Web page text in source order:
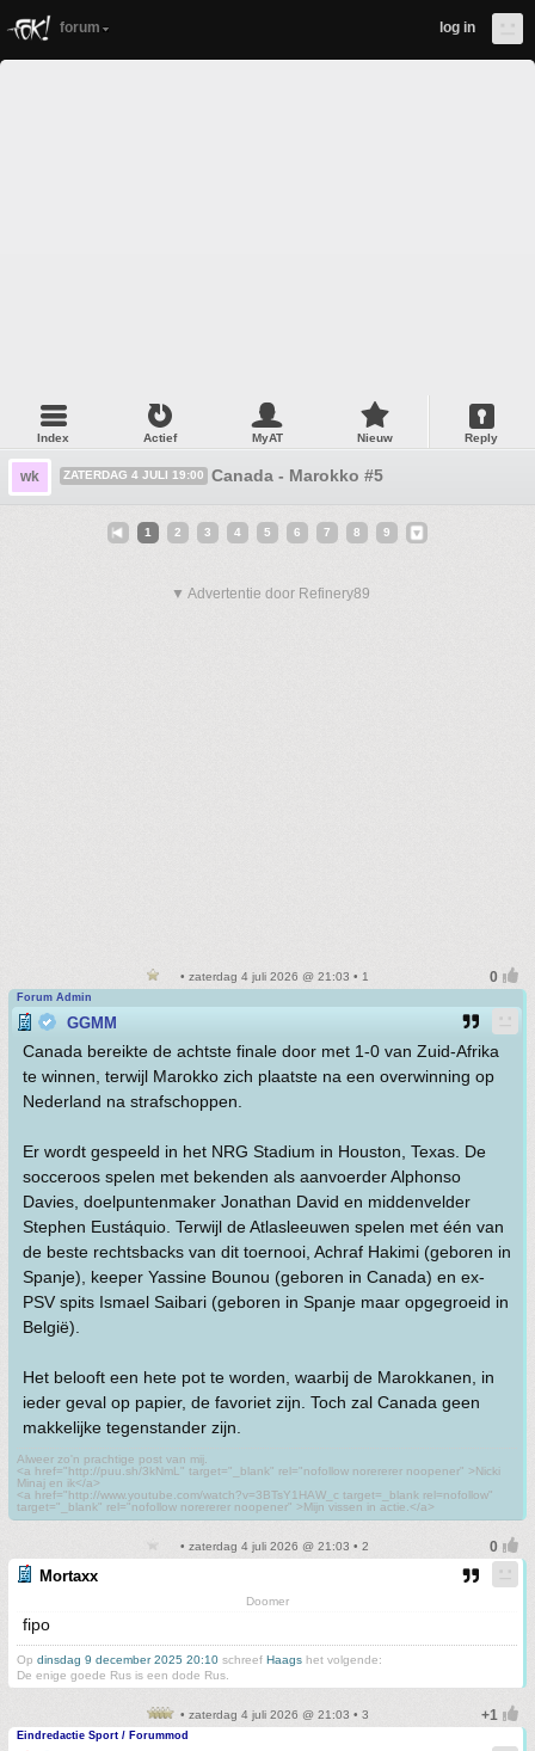
forum log in
Index Actief MyAT Nieuw Reply
wk ZATERDAG 4 JULI 19:00 Canada - Marokko #5
1 2 3 4 5 6 7 8 9
▼ Advertentie door Refinery89
• zaterdag 4 juli 2026 @ 21:03 • 1
Forum Admin
GGMM
Canada bereikte de achtste finale door met 1-0 van Zuid-Afrika
te winnen, terwijl Marokko zich plaatste na een overwinning op
Nederland na strafschoppen.
Er wordt gespeeld in het NRG Stadium in Houston, Texas. De
socceroos spelen met bekenden als aanvoerder Alphonso
Davies, doelpuntenmaker Jonathan David en middenvelder
Stephen Eustáquio. Terwijl de Atlasleeuwen spelen met één van
de beste rechtsbacks van dit toernooi, Achraf Hakimi (geboren in
Spanje), keeper Yassine Bounou (geboren in Canada) en ex-
PSV spits Ismael Saibari (geboren in Spanje maar opgegroeid in
België).
Het belooft een hete pot te worden, waarbij de Marokkanen, in
ieder geval op papier, de favoriet zijn. Toch zal Canada geen
makkelijke tegenstander zijn.
Alweer zo'n prachtige post van mij.
<a href="http://puu.sh/3kNmL" target="_blank" rel="nofollow norererer noopener" >Nicki
Minaj en ik</a>
<a href="http://www.youtube.com/watch?v=3BTsY1HAW_c target=_blank rel=nofollow"
target="_blank" rel="nofollow norererer noopener" >Mijn vissen in actie.</a>
• zaterdag 4 juli 2026 @ 21:03 • 2
Mortaxx
Doomer
fipo
Op dinsdag 9 december 2025 20:10 schreef Haags het volgende:
De enige goede Rus is een dode Rus.
• zaterdag 4 juli 2026 @ 21:03 • 3
Eindredactie Sport / Forummod